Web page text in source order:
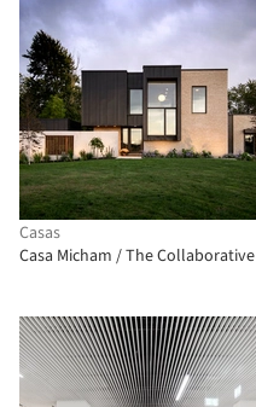
Casas
Casa Micham / The Collaborative